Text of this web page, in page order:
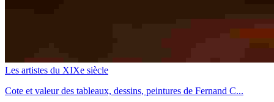
Les artistes du XIXe siècle
Cote et valeur des tableaux, dessins, peintures de Fernand C...